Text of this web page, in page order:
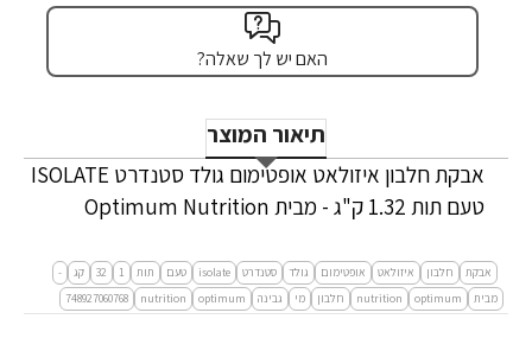
האם יש לך שאלה?
תיאור המוצר
אבקת חלבון איזולאט אופטימום גולד סטנדרט ISOLATE
טעם תות 1.32 ק"ג - מבית Optimum Nutrition
אבקת חלבון איזולאט אופטימום גולד סטנדרט isolate טעם תות 1
32 קג
-
מבית
optimum
nutrition חלבון מי גבינה optimum
nutrition
748927060768